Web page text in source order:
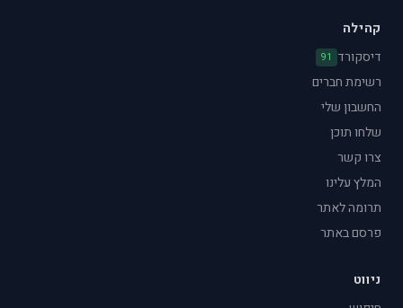
קהילה
דיסקורד
91
רשימת חברים
החשבון שלי
שלחו תוכן
צרו קשר
המלץ עלינו
תרומה לאתר
פרסם באתר
ניווט